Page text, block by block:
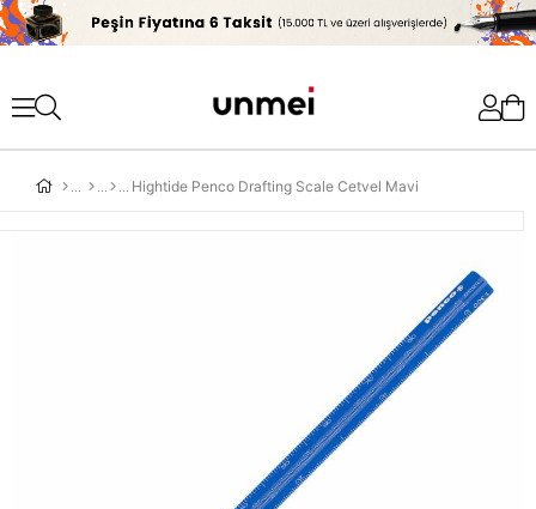
'
Hightide Penco Drafting Scale Cetvel Mavi